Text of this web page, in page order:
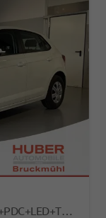
1.0 MPI SITZHEIZUNG+APPCONNECT+PDC+LED+TOUCH+LICHTSENSOR+MULTILENKRAD